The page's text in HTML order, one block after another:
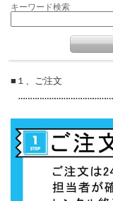
キーワード検索
■１、ご注文